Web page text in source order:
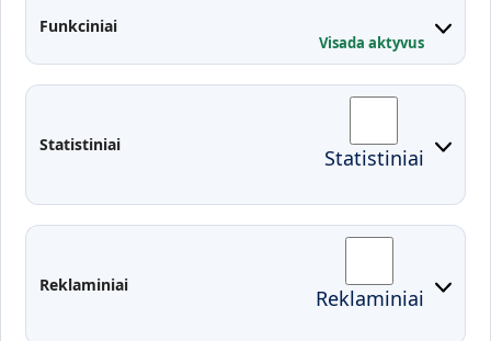
Funkciniai
Visada aktyvus
Statistiniai Statistiniai
Reklaminiai Reklaminiai
Kontaktai
Administracija
Fakultetai
Studentų atstovybė
Moodle
EDINA
Pasirengimas ekstremaliai